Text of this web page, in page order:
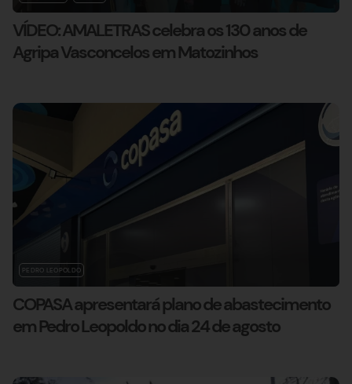
VÍDEO: AMALETRAS celebra os 130 anos de
Agripa Vasconcelos em Matozinhos
PEDRO LEOPOLDO
COPASA apresentará plano de abastecimento
em Pedro Leopoldo no dia 24 de agosto